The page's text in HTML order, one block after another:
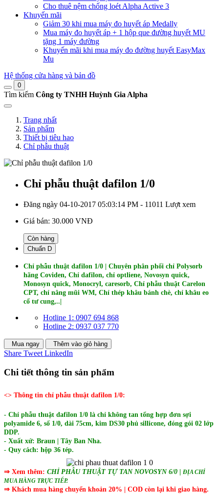
Cho thuê nệm chống loét Alpha Active 3
Khuyến mãi
Giảm 30 khi mua máy đo huyết áp Medally
Mua máy đo huyết áp + 1 hộp que đường huyết MU
tặng 1 máy đường
Khuyến mãi khi mua máy đo đường huyết EasyMax
Mu
Hệ thống cửa hàng và bản đồ
0
Tìm kiếm Công ty TNHH Huỳnh Gia Alpha
Trang nhất
Sản phẩm
Thiết bị tiêu hao
Chỉ phẫu thuật
Chỉ phẫu thuật dafilon 1/0
Đăng ngày 04-10-2017 05:03:14 PM - 11011 Lượt xem
Giá bán: 30.000 VNĐ
Còn hàng
Chuẩn D
Chỉ phẫu thuật dafilon 1/0 | Chuyên phân phối chỉ Polysorb
hãng Coviden, Chỉ dafilon, chỉ optliene, Novosyn quick,
Monosyn quick, Monocryl, caresorb, Chỉ phẫu thuật Carelon
CPT, chỉ nâng mũi WM, Chỉ thép khâu bánh chè, chỉ khâu eo
cổ tư cung,..|
Hotline 1: 0907 694 868
Hotline 2: 0937 037 770
Mua ngay Thêm vào giỏ hàng
Share Tweet LinkedIn
Chi tiết thông tin sản phẩm
<> Thông tin chỉ phẫu thuật dafilon 1/0:
- Chỉ phẫu thuật dafilon 1/0 là chỉ không tan tổng hợp đơn sợi
polyamide 6, số 1/0, dài 75cm, kim DS30 phủ sillicone, đóng gói 02 lớp
DDP.
- Xuất xứ: Braun | Tây Ban Nha.
- Quy cách: hộp 36 tép.
⇒ Xem thêm: CHỈ PHẪU THUẬT TỰ TAN NOVOSYN 6/0
ĐỊA CHỈ
MUA HÀNG TRỰC TIẾP.
⇒ Khách mua hàng chuyển khoản 20% | COD còn lại khi giao hàng.